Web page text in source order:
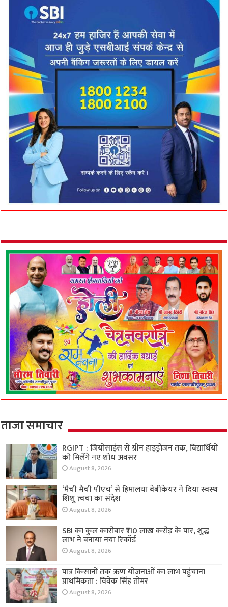
ताजा समाचार
RGIPT : जियोसाइंस से ग्रीन हाइड्रोजन तक, विद्यार्थियों
को मिलेंगे नए शोध अवसर
August 8, 2026
‘मैची मैची पीएच’ से हिमालया बेबीकेयर ने दिया स्वस्थ
शिशु त्वचा का संदेश
August 8, 2026
SBI का कुल कारोबार ₹110 लाख करोड़ के पार, शुद्ध
लाभ ने बनाया नया रिकॉर्ड
August 8, 2026
पात्र किसानों तक ऋण योजनाओं का लाभ पहुंचाना
प्राथमिकता : विवेक सिंह तोमर
August 8, 2026